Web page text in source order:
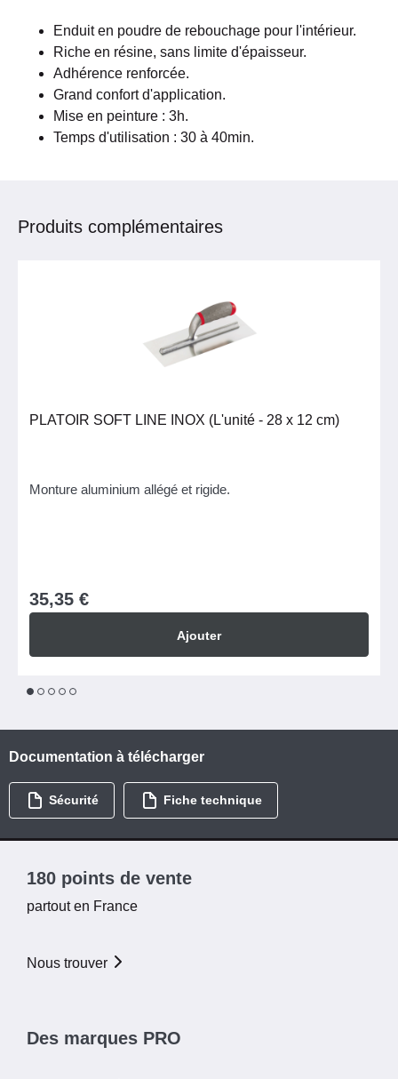
Enduit en poudre de rebouchage pour l'intérieur.
Riche en résine, sans limite d'épaisseur.
Adhérence renforcée.
Grand confort d'application.
Mise en peinture : 3h.
Temps d'utilisation : 30 à 40min.
Produits complémentaires
PLATOIR SOFT LINE INOX (L'unité - 28 x 12 cm)
Monture aluminium allégé et rigide.
35,35 €
Ajouter
1 2 3 4
Documentation à télécharger
Sécurité Fiche technique
180 points de vente
partout en France
Nous trouver
Des marques PRO